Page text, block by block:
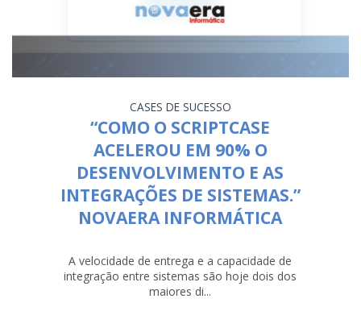
CASES DE SUCESSO
“COMO O SCRIPTCASE
ACELEROU EM 90% O
DESENVOLVIMENTO E AS
INTEGRAÇÕES DE SISTEMAS.”
NOVAERA INFORMÁTICA
A velocidade de entrega e a capacidade de
integração entre sistemas são hoje dois dos
maiores di...